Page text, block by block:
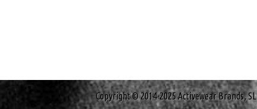
Copyright © 2014-2025 Activewear Brands, SL